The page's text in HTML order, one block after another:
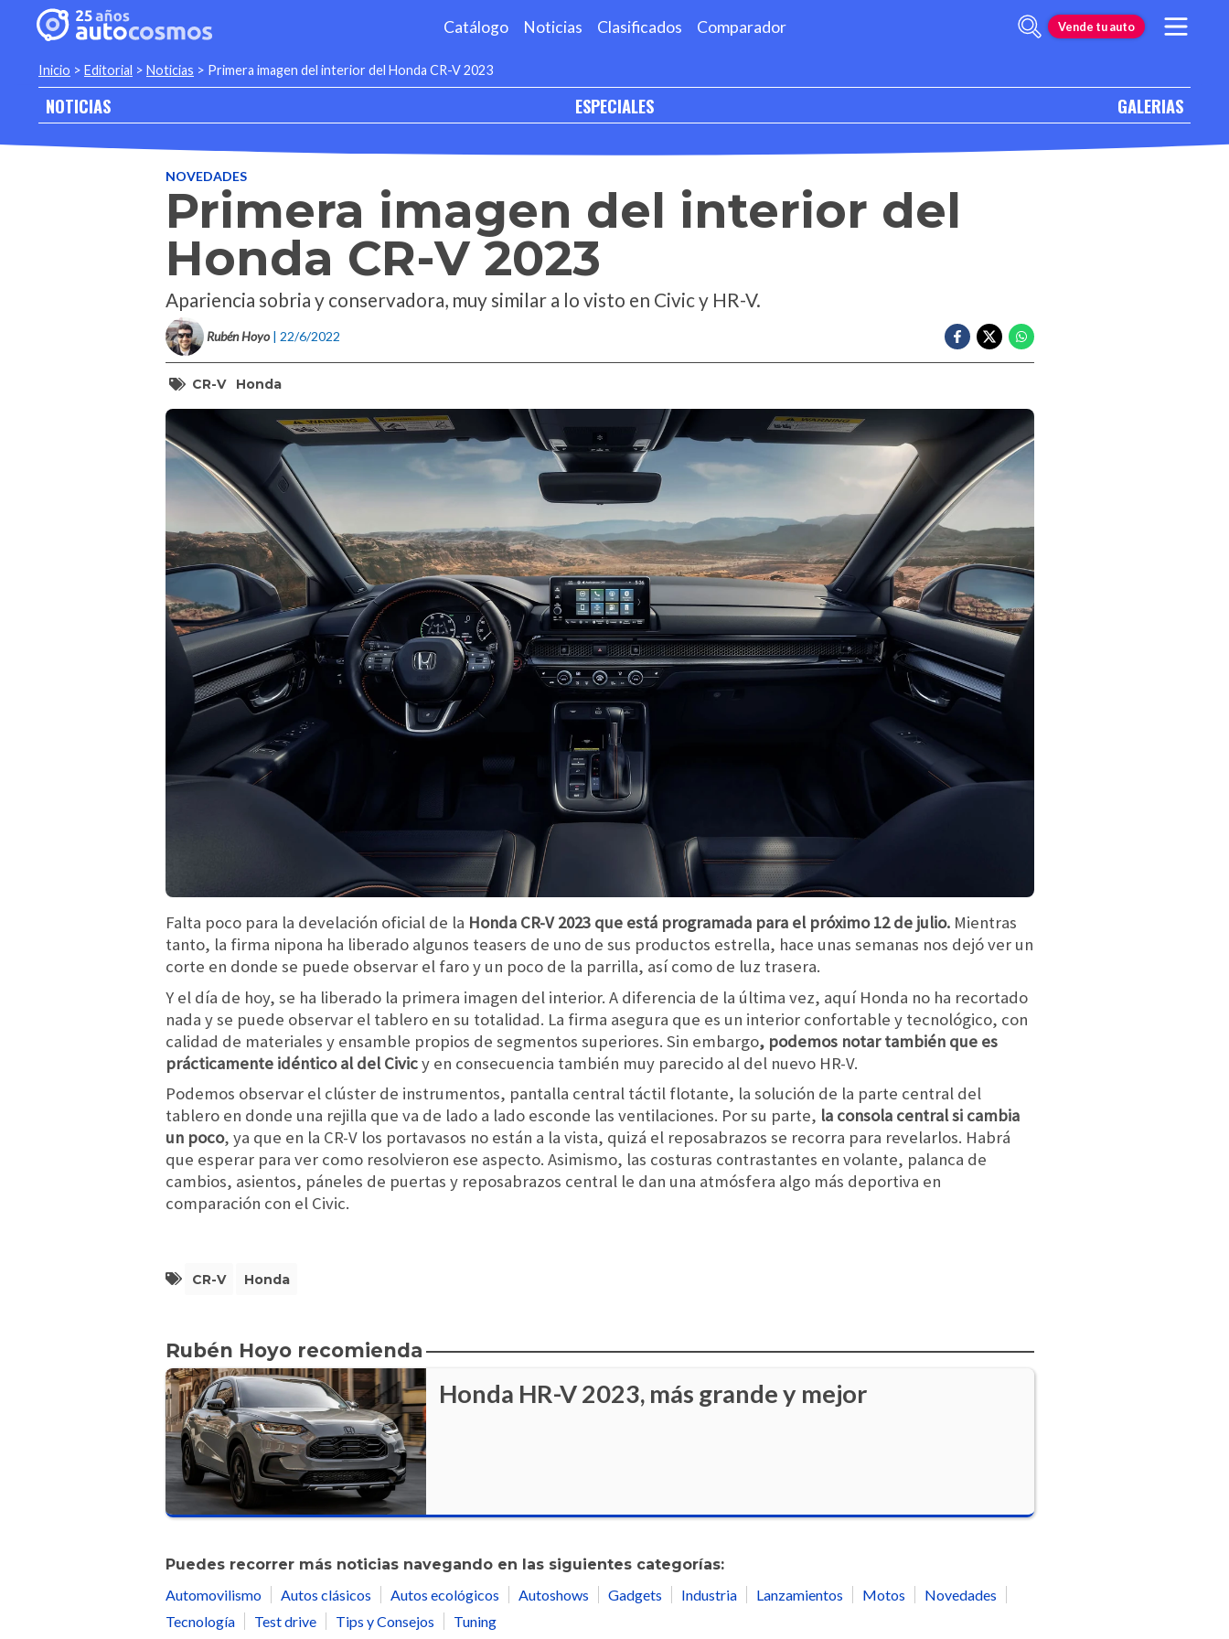
Catálogo Noticias Clasificados Comparador Vende tu auto
Inicio > Editorial > Noticias > Primera imagen del interior del Honda CR-V 2023
NOTICIAS ESPECIALES GALERIAS
NOVEDADES
Primera imagen del interior del
Honda CR-V 2023
Apariencia sobria y conservadora, muy similar a lo visto en Civic y HR-V.
Rubén Hoyo | 22/6/2022
CR-V Honda
Falta poco para la develación oficial de la Honda CR-V 2023 que está programada para el próximo 12 de julio. Mientras
tanto, la firma nipona ha liberado algunos teasers de uno de sus productos estrella, hace unas semanas nos dejó ver un
corte en donde se puede observar el faro y un poco de la parrilla, así como de luz trasera.
Y el día de hoy, se ha liberado la primera imagen del interior. A diferencia de la última vez, aquí Honda no ha recortado
nada y se puede observar el tablero en su totalidad. La firma asegura que es un interior confortable y tecnológico, con
calidad de materiales y ensamble propios de segmentos superiores. Sin embargo, podemos notar también que es
prácticamente idéntico al del Civicy en consecuencia también muy parecido al del nuevo HR-V.
Podemos observar el clúster de instrumentos, pantalla central táctil flotante, la solución de la parte central del
tablero en donde una rejilla que va de lado a lado esconde las ventilaciones. Por su parte, la consola central si cambia
un poco, ya que en la CR-V los portavasos no están a la vista, quizá el reposabrazos se recorra para revelarlos. Habrá
que esperar para ver como resolvieron ese aspecto. Asimismo, las costuras contrastantes en volante, palanca de
cambios, asientos, páneles de puertas y reposabrazos central le dan una atmósfera algo más deportiva en
comparación con el Civic.
CR-V Honda
Rubén Hoyo recomienda
Honda HR-V 2023, más grande y mejor
Puedes recorrer más noticias navegando en las siguientes categorías:
Automovilismo
Autos clásicos Autos ecológicos Autoshows Gadgets Industria Lanzamientos Motos
Novedades
Tecnología
Test drive Tips y Consejos Tuning